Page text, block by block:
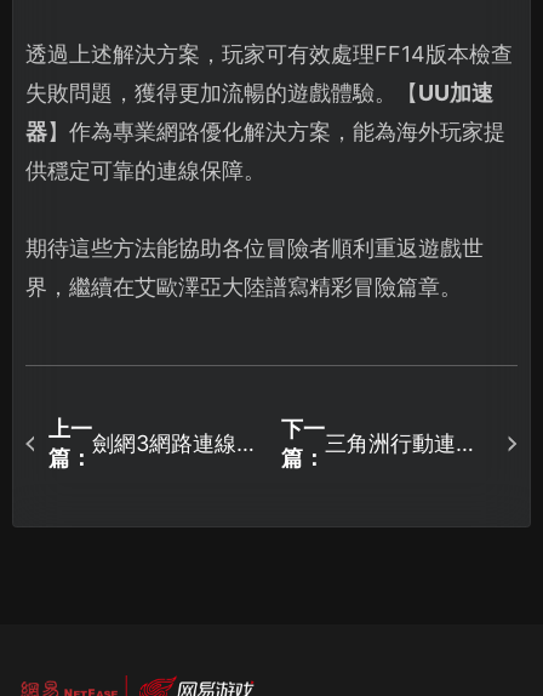
透過上述解決方案，玩家可有效處理FF14版本檢查
失敗問題，獲得更加流暢的遊戲體驗。【UU加速
器】作為專業網路優化解決方案，能為海外玩家提
供穩定可靠的連線保障。
期待這些方法能協助各位冒險者順利重返遊戲世
界，繼續在艾歐澤亞大陸譜寫精彩冒險篇章。
上一
篇：
劍網3網路連線異
體驗！
下一
篇：
三角洲行動連線
化全攻略！